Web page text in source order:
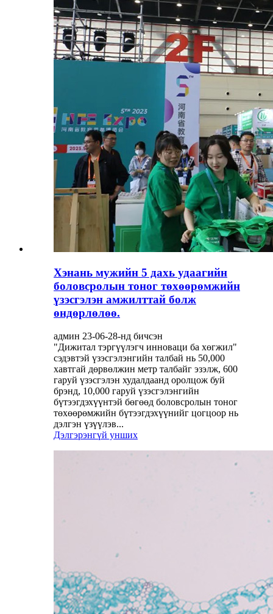
Хэнань мужийн 5 дахь удаагийн
боловсролын тоног төхөөрөмжийн
үзэсгэлэн амжилттай болж
өндөрлөлөө.
админ 23-06-28-нд бичсэн
"Дижитал тэргүүлэгч инноваци ба хөгжил"
сэдэвтэй үзэсгэлэнгийн талбай нь 50,000
хавтгай дөрвөлжин метр талбайг эзэлж, 600
гаруй үзэсгэлэн худалдаанд оролцож буй
брэнд, 10,000 гаруй үзэсгэлэнгийн
бүтээгдэхүүнтэй бөгөөд боловсролын тоног
төхөөрөмжийн бүтээгдэхүүнийг цогцоор нь
дэлгэн үзүүлэв...
Дэлгэрэнгүй унших